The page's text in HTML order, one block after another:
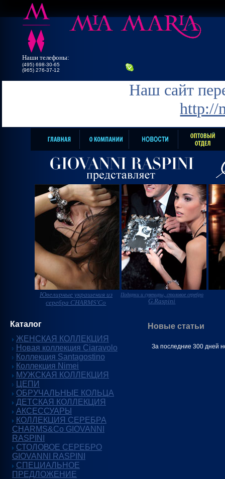
Наши телефоны:
(495) 698-30-65
(965) 276-37-12
Наш сайт
http://
Ювелирные украшения из
серебра CHARMS'Co
Подарки и сувениры, столовое серебро
G.Raspini
Каталог
ЖЕНСКАЯ КОЛЛЕКЦИЯ
Новая коллекция Ciaravolo
Коллекция Santagostino
Коллекция Nimei
МУЖСКАЯ КОЛЛЕКЦИЯ
ЦЕПИ
ОБРУЧАЛЬНЫЕ КОЛЬЦА
ДЕТСКАЯ КОЛЛЕКЦИЯ
АКСЕССУАРЫ
КОЛЛЕКЦИЯ СЕРЕБРА
CHARMS&Co GIOVANNI
RASPINI
СТОЛОВОЕ СЕРЕБРО
GIOVANNI RASPINI
СПЕЦИАЛЬНОЕ
ПРЕДЛОЖЕНИЕ
Новые статьи
За последние 300 дней